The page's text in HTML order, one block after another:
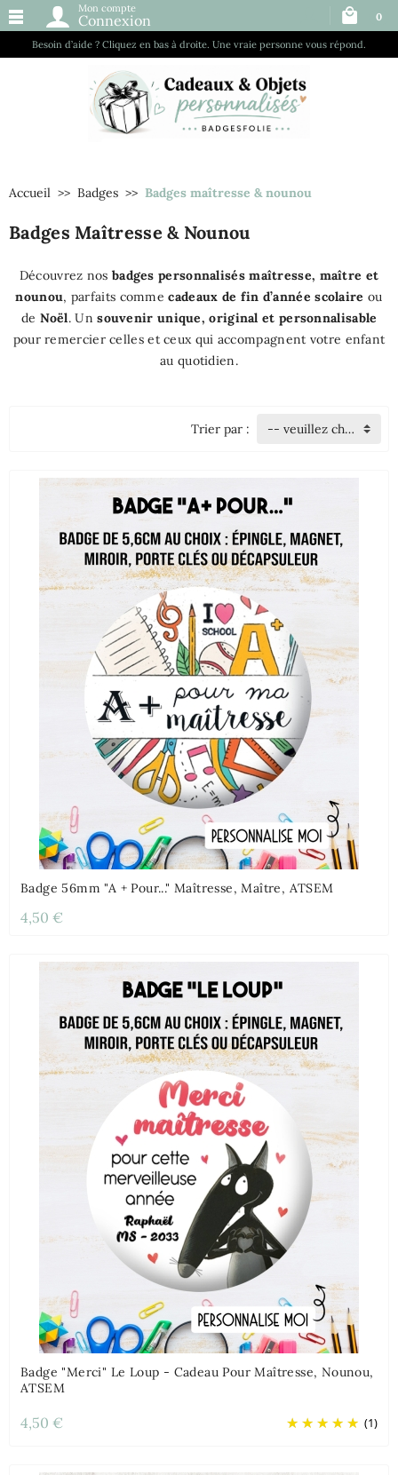
Besoin d’aide ? Cliquez en bas à droite. Une vraie personne vous répond.
Mon compte
Connexion 0
Accueil Badges Badges maîtresse & nounou
Badges Maîtresse & Nounou
Découvrez nos badges personnalisés maîtresse, maître et
nounou, parfaits commecadeaux de fin d’année scolaire ou
de Noël. Unsouvenir unique, original et personnalisable
pour remercier celles et ceux qui accompagnent votre enfant
au quotidien.
Trier par : -- veuillez choisir --
Badge 56mm "A + Pour..." Maîtresse, Maître, ATSEM
4,50 €
Badge "Merci" Le Loup - Cadeau Pour Maîtresse, Nounou,
ATSEM
(1)
4,50 €